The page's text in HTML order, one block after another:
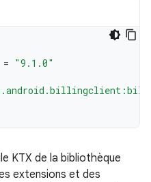
= "9.1.0"
KTX de la bibliothèque
extensions et des